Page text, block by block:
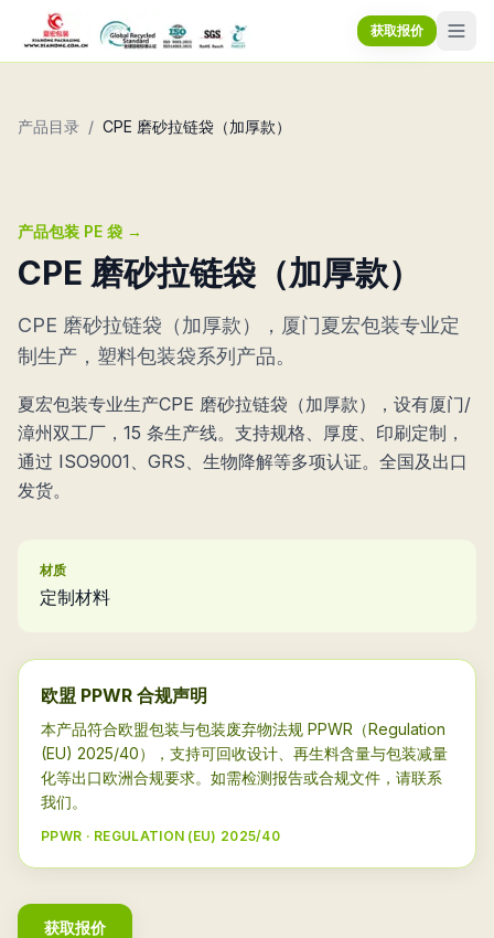
获取报价
产品目录 / CPE 磨砂拉链袋（加厚款）
产品包装 PE 袋 →
CPE 磨砂拉链袋（加厚款）
CPE 磨砂拉链袋（加厚款），厦门夏宏包装专业定
制生产，塑料包装袋系列产品。
夏宏包装专业生产CPE 磨砂拉链袋（加厚款），设有厦门/
漳州双工厂，15 条生产线。支持规格、厚度、印刷定制，
通过 ISO9001、GRS、生物降解等多项认证。全国及出口
发货。
材质
定制材料
欧盟 PPWR 合规声明
本产品符合欧盟包装与包装废弃物法规 PPWR（Regulation
(EU) 2025/40），支持可回收设计、再生料含量与包装减量
化等出口欧洲合规要求。如需检测报告或合规文件，请联系
我们。
PPWR · REGULATION (EU) 2025/40
获取报价